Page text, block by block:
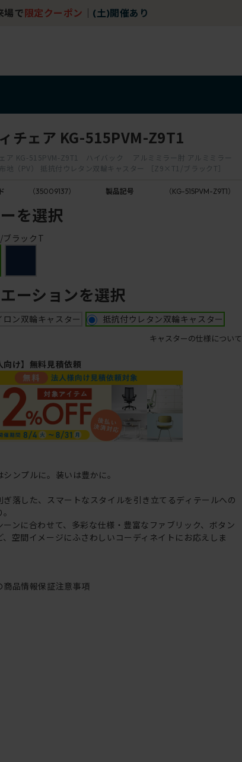
場で 限定クーポン (土)開催あり
チェア KG-515PVM-Z9T1
ア KG-515PVM-Z9T1 ハイバック アルミミラー肘 アルミミラー
地（PV） 抵抗付ウレタン双輪キャスター ［Z9×T1/ブラックT］
（35009137） 製品記号 （KG-515PVM-Z9T1）
を選択
ラックT
ーションを選択
ロン双輪キャスター 抵抗付ウレタン双輪キャスター
キャスターの仕様について
け】無料見積依頼
シンプルに。装いは豊かに。
ぎ落した、スマートなスタイルを引き立てるディテールへの
ーンに合わせて、多彩な仕様・豊富なファブリック、ボタン
、空間イメージにふさわしいコーディネイトにお応えしま
商品情報保証注意事項